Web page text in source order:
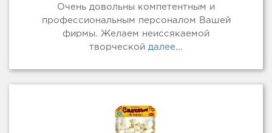
Очень довольны компетентным и
профессиональным персоналом Вашей
фирмы. Желаем неиссякаемой
творческой далее...